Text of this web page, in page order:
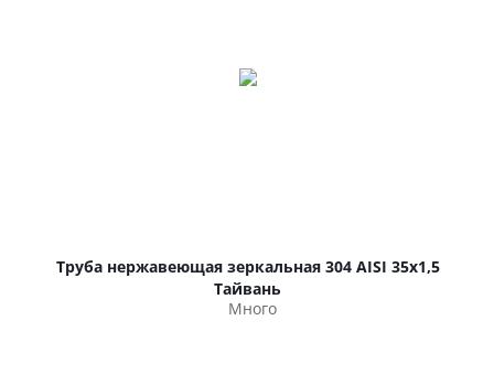
Труба нержавеющая зеркальная 304 AISI 35х1,5
Тайвань
Много